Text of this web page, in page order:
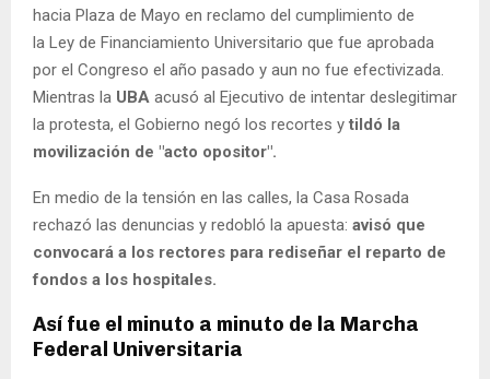
hacia Plaza de Mayo en reclamo del cumplimiento de
la Ley de Financiamiento Universitario que fue aprobada
por el Congreso el año pasado y aun no fue efectivizada.
Mientras la UBA acusó al Ejecutivo de intentar deslegitimar
la protesta, el Gobierno negó los recortes y tildó la
movilización de "acto opositor".
En medio de la tensión en las calles, la Casa Rosada
rechazó las denuncias y redobló la apuesta: avisó que
convocará a los rectores para rediseñar el reparto de
fondos a los hospitales.
Así fue el minuto a minuto de la Marcha
Federal Universitaria